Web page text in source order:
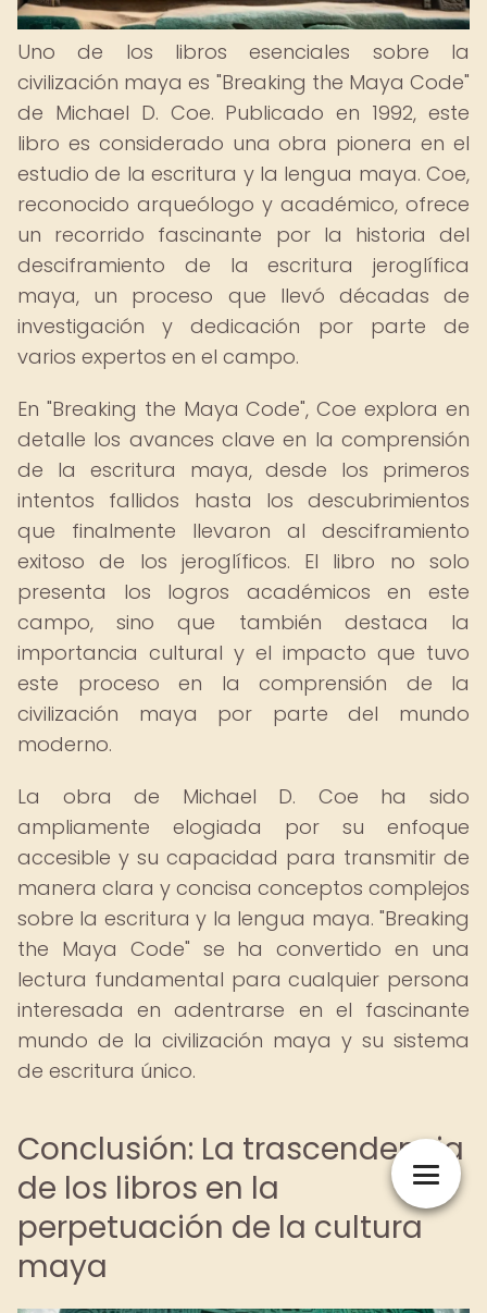
Uno de los libros esenciales sobre la
civilización maya es "Breaking the Maya Code"
de Michael D. Coe. Publicado en 1992, este
libro es considerado una obra pionera en el
estudio de la escritura y la lengua maya. Coe,
reconocido arqueólogo y académico, ofrece
un recorrido fascinante por la historia del
desciframiento de la escritura jeroglífica
maya, un proceso que llevó décadas de
investigación y dedicación por parte de
varios expertos en el campo.
En "Breaking the Maya Code", Coe explora en
detalle los avances clave en la comprensión
de la escritura maya, desde los primeros
intentos fallidos hasta los descubrimientos
que finalmente llevaron al desciframiento
exitoso de los jeroglíficos. El libro no solo
presenta los logros académicos en este
campo, sino que también destaca la
importancia cultural y el impacto que tuvo
este proceso en la comprensión de la
civilización maya por parte del mundo
moderno.
La obra de Michael D. Coe ha sido
ampliamente elogiada por su enfoque
accesible y su capacidad para transmitir de
manera clara y concisa conceptos complejos
sobre la escritura y la lengua maya. "Breaking
the Maya Code" se ha convertido en una
lectura fundamental para cualquier persona
interesada en adentrarse en el fascinante
mundo de la civilización maya y su sistema
de escritura único.
Conclusión: La trascendencia
de los libros en la
perpetuación de la cultura
maya